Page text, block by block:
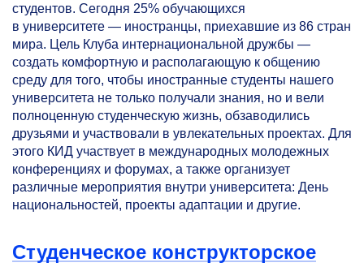
студентов. Сегодня 25% обучающихся
в университете — иностранцы, приехавшие из 86 стран
мира. Цель Клуба интернациональной дружбы —
создать комфортную и располагающую к общению
среду для того, чтобы иностранные студенты нашего
университета не только получали знания, но и вели
полноценную студенческую жизнь, обзаводились
друзьями и участвовали в увлекательных проектах. Для
этого КИД участвует в международных молодежных
конференциях и форумах, а также организует
различные мероприятия внутри университета: День
национальностей, проекты адаптации и другие.
Студенческое конструкторское